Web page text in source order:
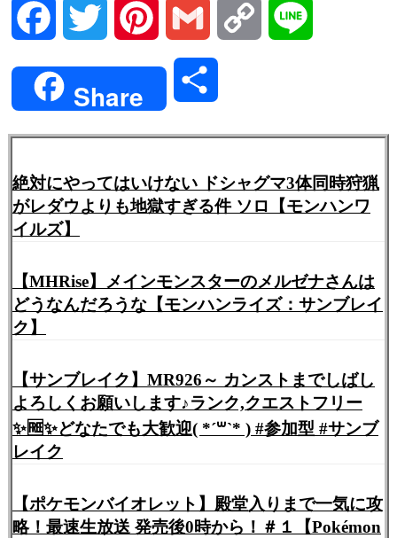
Facebook Twitter Pinterest Gmail Copy
Share
絶対にやってはいけない ドシャグマ3体同時狩猟
がレダウよりも地獄すぎる件 ソロ【モンハンワ
イルズ】
【MHRise】メインモンスターのメルゼナさんは
どうなんだろうな【モンハンライズ：サンブレイ
ク】
【サンブレイク】MR926～ カンストまでしばし
よろしくお願いします♪ランク,クエストフリー
✨🆓✨どなたでも大歓迎( *´꒳`* ) #参加型 #サンブ
レイク
【ポケモンバイオレット】殿堂入りまで一気に攻
略！最速生放送 発売後0時から！＃１【Pokémon